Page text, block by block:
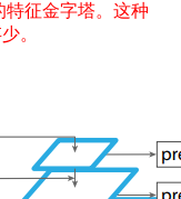
特征金字塔。这种
。